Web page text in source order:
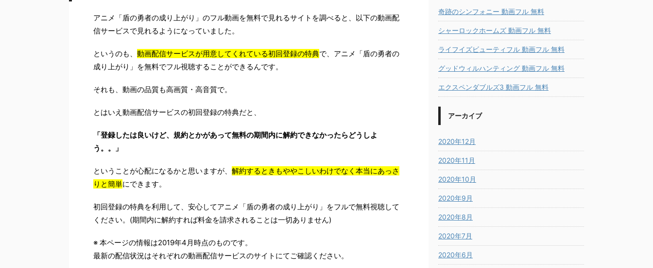
アニメ「盾の勇者の成り上がり」のフル動画を無料で見れるサイトを調べると、以下の動画配
信サービスで見れるようになっていました。
というのも、 動画配信サービスが用意してくれている初回登録の特典で、アニメ「盾の勇者の
成り上がり」を無料でフル視聴することができるんです。
それも、動画の品質も高画質・高音質で。
とはいえ動画配信サービスの初回登録の特典だと、
「登録したは良いけど、規約とかがあって無料の期間内に解約できなかったらどうしよ
う。。」
ということが心配になるかと思いますが、 解約するときもややこしいわけでなく本当にあっさ
りと簡単にできます。
初回登録の特典を利用して、安心してアニメ「盾の勇者の成り上がり」をフルで無料視聴して
ください。(期間内に解約すれば料金を請求されることは一切ありません)
※ 本ページの情報は2019年4月時点のものです。
最新の配信状況はそれぞれの動画配信サービスのサイトにてご確認ください。
奇跡のシンフォニー 動画フル 無料
シャーロックホームズ 動画フル 無料
ライフイズビューティフル 動画フル 無料
グッドウィルハンティング 動画フル 無料
エクスペンダブルズ3 動画フル 無料
アーカイブ
2020年12月
2020年11月
2020年10月
2020年9月
2020年8月
2020年7月
2020年6月